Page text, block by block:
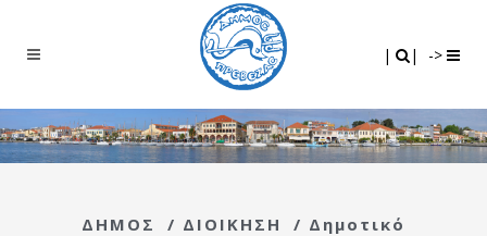
| | ->
ΔΗΜΟΣ / ΔΙΟΙΚΗΣΗ / Δημοτικό